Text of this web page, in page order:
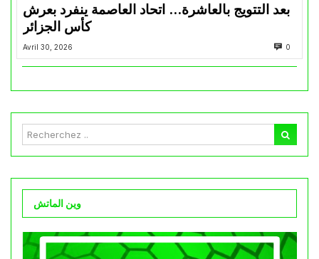
بعد التتويج بالعاشرة… اتحاد العاصمة ينفرد بعرش
كأس الجزائر
Avril 30, 2026 0
وين الماتش